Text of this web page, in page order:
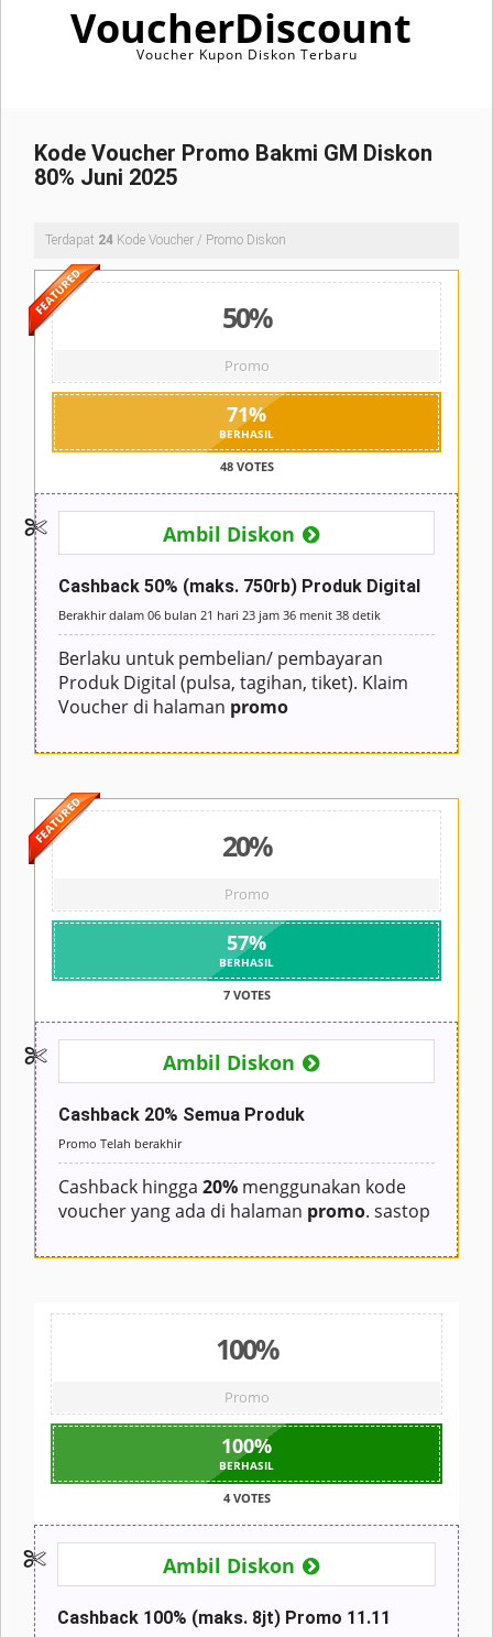
VoucherDiscount
Voucher Kupon Diskon Terbaru
Kode Voucher Promo Bakmi GM Diskon
80% Juni 2025
Terdapat 24 Kode Voucher / Promo Diskon
50%
Promo
71%
BERHASIL
48 VOTES
Ambil Diskon
Cashback 50% (maks. 750rb) Produk Digital
Berakhir dalam 06 bulan 21 hari 23 jam 36 menit 38 detik
Berlaku untuk pembelian/ pembayaran
Produk Digital (pulsa, tagihan, tiket). Klaim
Voucher di halaman promo
20%
Promo
57%
BERHASIL
7 VOTES
Ambil Diskon
Cashback 20% Semua Produk
Promo Telah berakhir
Cashback hingga 20% menggunakan kode
voucher yang ada di halaman promo. sastop
100%
Promo
100%
BERHASIL
4 VOTES
Ambil Diskon
Cashback 100% (maks. 8jt) Promo 11.11